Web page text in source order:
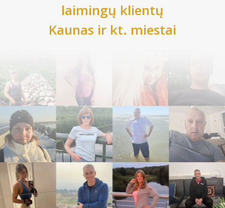
laimingų klientų
Kaunas ir kt. miestai